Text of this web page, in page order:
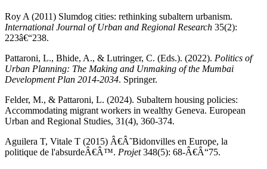
Roy A (2011) Slumdog cities: rethinking subaltern urbanism.
International Journal of Urban and Regional Research 35(2):
223â€“238.
Pattaroni, L., Bhide, A., & Lutringer, C. (Eds.). (2022). Politics of
Urban Planning: The Making and Unmaking of the Mumbai
Development Plan 2014-2034. Springer.
Felder, M., & Pattaroni, L. (2024). Subaltern housing policies:
Accommodating migrant workers in wealthy Geneva. European
Urban and Regional Studies, 31(4), 360-374.
Aguilera T, Vitale T (2015) Â€Â˜Bidonvilles en Europe, la
politique de l'absurdeÂ€Â™. Projet348(5): 68-Â€Â“75.